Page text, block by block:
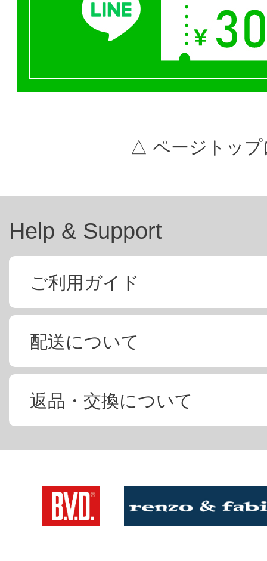
△ ページトップ
Help & Support
ご利用ガイド
配送について
返品・交換について